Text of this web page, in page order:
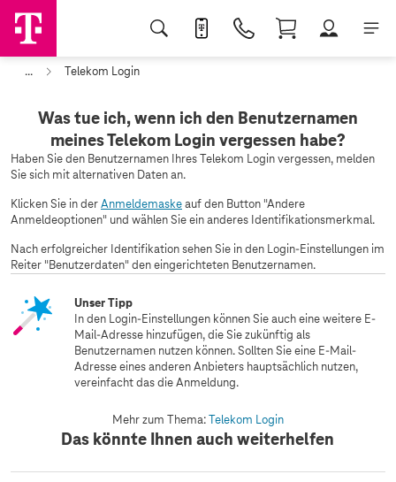
... Telekom Login
Was tue ich, wenn ich den Benutzernamen
meines Telekom Login vergessen habe?
Haben Sie den Benutzernamen Ihres Telekom Login vergessen, melden
Sie sich mit alternativen Daten an.
Klicken Sie in derAnmeldemaskeauf den Button "Andere
Anmeldeoptionen" und wählen Sie ein anderes Identifikationsmerkmal.
Nach erfolgreicher Identifikation sehen Sie in den Login-Einstellungen im
Reiter "Benutzerdaten" den eingerichteten Benutzernamen.
Unser Tipp
In den Login-Einstellungen können Sie auch eine weitere E-
Mail-Adresse hinzufügen, die Sie zukünftig als
Benutzernamen nutzen können. Sollten Sie eine E-Mail-
Adresse eines anderen Anbieters hauptsächlich nutzen,
vereinfacht das die Anmeldung.
Mehr zum Thema:Telekom Login
Das könnte Ihnen auch weiterhelfen